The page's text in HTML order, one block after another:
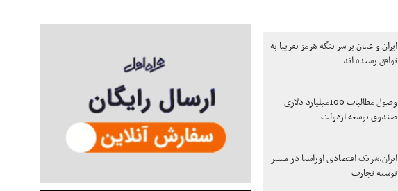
ایران و عمان بر سر تنگه هرمز تقریبا به
توافق رسیده اند
وصول مطالبات 100میلیارد دلاری
صندوق توسعه ازدولت
ایران،شریک اقتصادی اوراسیا در مسیر
توسعه تجارت